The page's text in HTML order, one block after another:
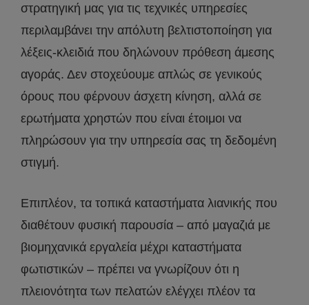
στρατηγική μας για τις τεχνικές υπηρεσίες
περιλαμβάνει την απόλυτη βελτιστοποίηση για
λέξεις-κλειδιά που δηλώνουν πρόθεση άμεσης
αγοράς. Δεν στοχεύουμε απλώς σε γενικούς
όρους που φέρνουν άσχετη κίνηση, αλλά σε
ερωτήματα χρηστών που είναι έτοιμοι να
πληρώσουν για την υπηρεσία σας τη δεδομένη
στιγμή.
Επιπλέον, τα τοπικά καταστήματα λιανικής που
διαθέτουν φυσική παρουσία – από μαγαζιά με
βιομηχανικά εργαλεία μέχρι καταστήματα
φωτιστικών – πρέπει να γνωρίζουν ότι η
πλειονότητα των πελατών ελέγχει πλέον τα